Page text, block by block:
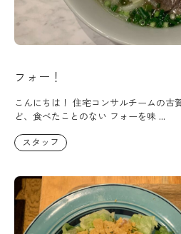
フォー！
こんにちは！ 住宅コンサルチームの
ど、食べたことのない フォーを味 ...
スタッフ